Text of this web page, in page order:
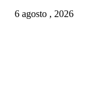
6 agosto , 2026